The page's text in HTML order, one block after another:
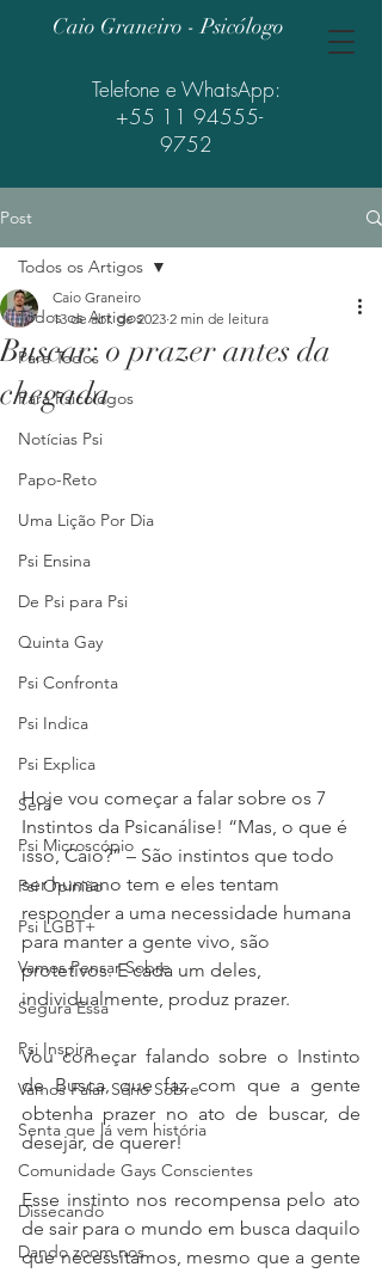
Caio Graneiro - Psicólogo
Telefone e WhatsApp:
+55 11 94555-
9752
Post
Todos os Artigos
Para Todos
Para Psicólogos
Notícias Psi
Papo-Reto
Uma Lição Por Dia
Psi Ensina
De Psi para Psi
Quinta Gay
Psi Confronta
Psi Indica
Psi Explica
Será
Psi Microscópio
Psi Opinião
Psi LGBT+
Vamos Pensar Sobre
Segura Essa
Psi Inspira
Vamos Falar Sério Sobre
Senta que lá vem história
Comunidade Gays Conscientes
Dissecando
Dando zoom nos
Todos os Artigos
Buscar: o prazer antes da
chegada
Caio Graneiro
13 de abr. de 2023 2 min de leitura
Hoje vou começar a falar sobre os 7
Instintos da Psicanálise! “Mas, o que é
isso, Caio?” – São instintos que todo
ser humano tem e eles tentam
responder a uma necessidade humana
para manter a gente vivo, são
protetivos. E cada um deles,
individualmente, produz prazer.
Vou começar falando sobre o Instinto
de Busca, que faz com que a gente
obtenha prazer no ato de buscar, de
desejar, de querer!
Esse instinto nos recompensa pelo ato
de sair para o mundo em busca daquilo
que necessitamos, mesmo que a gente